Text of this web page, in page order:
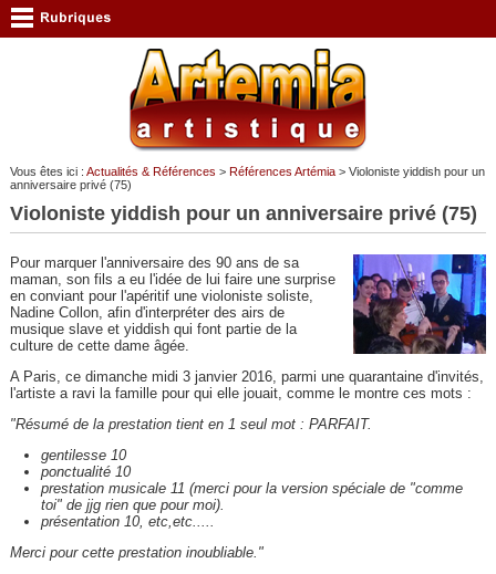
Vous êtes ici : Actualités & Références > Références Artémia> Violoniste yiddish pour un
anniversaire privé (75)
Violoniste yiddish pour un anniversaire privé (75)
Pour marquer l'anniversaire des 90 ans de sa
maman, son fils a eu l'idée de lui faire une surprise
en conviant pour l'apéritif une violoniste soliste,
Nadine Collon, afin d'interpréter des airs de
musique slave et yiddish qui font partie de la
culture de cette dame âgée.
A Paris, ce dimanche midi 3 janvier 2016, parmi une quarantaine d'invités,
l'artiste a ravi la famille pour qui elle jouait, comme le montre ces mots :
"Résumé de la prestation tient en 1 seul mot : PARFAIT.
gentilesse 10
ponctualité 10
prestation musicale 11 (merci pour la version spéciale de "comme
toi" de jjg rien que pour moi).
présentation 10, etc,etc.....
Merci pour cette prestation inoubliable."